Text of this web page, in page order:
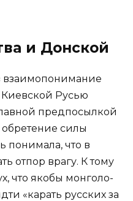
и Донской
взаимопонимание
Русью
предпосылкой
обретение силы
понимала, что в
отпор врагу. К тому
что якобы монголо-
«карать русских за